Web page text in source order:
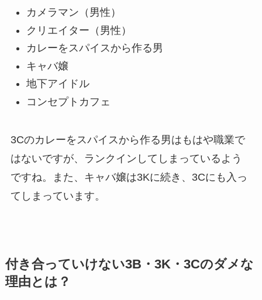
カメラマン（男性）
クリエイター（男性）
カレーをスパイスから作る男
キャバ嬢
地下アイドル
コンセプトカフェ
3Cのカレーをスパイスから作る男はもはや職業で
はないですが、ランクインしてしまっているよう
ですね。また、キャバ嬢は3Kに続き、3Cにも入っ
てしまっています。
付き合っていけない3B・3K・3Cのダメな
理由とは？